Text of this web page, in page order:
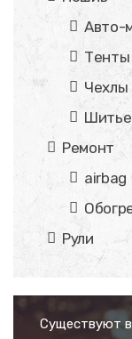
Авто-
Тенты
Чехлы
Ремонт
airbag
Рули
Существуют